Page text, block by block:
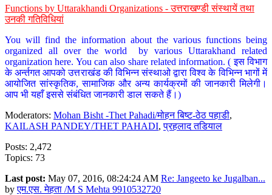
Functions by Uttarakhandi Organizations - उत्तराखण्डी संस्थायें तथा
उनकी गतिविधियां
You will find the information about the various functions being
organized all over the world by various Uttarakhand related
organization here. You can also share related information. ( इस विभाग
के अर्न्तगत आपको उत्तराखंड की विभिन्न संस्थाओ द्वारा विश्व के विभिन्न भागों में
आयोजित सांस्कृतिक, सामाजिक और अन्य कार्यक्रमों की जानकारी मिलेगी।
आप भी यहाँ इससे संबंधित जानकारी डाल सकते हैं।)
Moderators: Mohan Bisht -Thet Pahadi/मोहन बिष्ट-ठेठ पहाडी,
KAILASH PANDEY/THET PAHADI,प्रहलाद तडियाल
Posts: 2,472
Topics: 73
Last post: May 07, 2016, 08:24:24 AM Re: Jangeeto ke Jugalban...
byएम.एस. मेहता /M S Mehta 9910532720